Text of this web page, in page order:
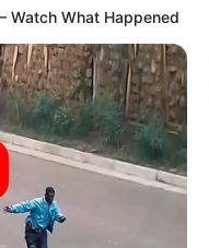
Watch What Happened